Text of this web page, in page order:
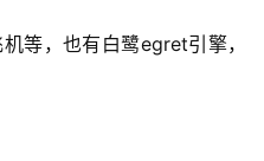
等，也有白鹭egret引擎，